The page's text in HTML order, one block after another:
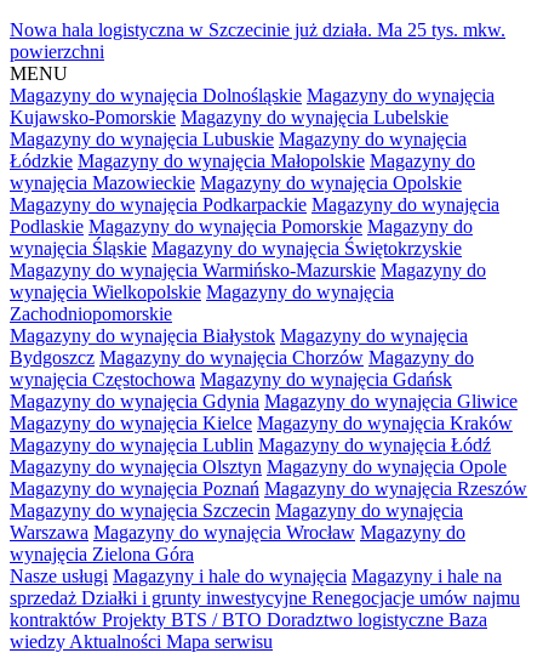
Nowa hala logistyczna w Szczecinie już działa. Ma 25 tys. mkw.
powierzchni
MENU
Magazyny do wynajęcia Dolnośląskie Magazyny do wynajęcia
Kujawsko-Pomorskie Magazyny do wynajęcia Lubelskie
Magazyny do wynajęcia Lubuskie Magazyny do wynajęcia
Łódzkie Magazyny do wynajęcia Małopolskie Magazyny do
wynajęcia Mazowieckie Magazyny do wynajęcia Opolskie
Magazyny do wynajęcia Podkarpackie Magazyny do wynajęcia
Podlaskie Magazyny do wynajęcia Pomorskie Magazyny do
wynajęcia Śląskie Magazyny do wynajęcia Świętokrzyskie
Magazyny do wynajęcia Warmińsko-Mazurskie Magazyny do
wynajęcia Wielkopolskie Magazyny do wynajęcia
Zachodniopomorskie
Magazyny do wynajęcia Białystok Magazyny do wynajęcia
Bydgoszcz Magazyny do wynajęcia Chorzów Magazyny do
wynajęcia Częstochowa Magazyny do wynajęcia Gdańsk
Magazyny do wynajęcia Gdynia Magazyny do wynajęcia Gliwice
Magazyny do wynajęcia Kielce Magazyny do wynajęcia Kraków
Magazyny do wynajęcia Lublin Magazyny do wynajęcia Łódź
Magazyny do wynajęcia Olsztyn Magazyny do wynajęcia Opole
Magazyny do wynajęcia Poznań Magazyny do wynajęcia Rzeszów
Magazyny do wynajęcia Szczecin Magazyny do wynajęcia
Warszawa Magazyny do wynajęcia Wrocław Magazyny do
wynajęcia Zielona Góra
Nasze usługi Magazyny i hale do wynajęcia Magazyny i hale na
sprzedaż Działki i grunty inwestycyjne Renegocjacje umów najmu
kontraktów Projekty BTS / BTO Doradztwo logistyczne Baza
wiedzy Aktualności Mapa serwisu